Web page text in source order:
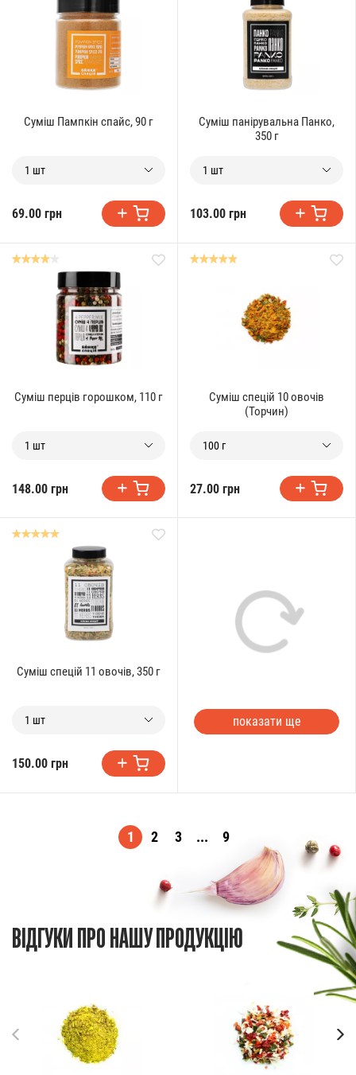
Суміш Пампкін спайс, 90 г
1 шт
69.00 грн
Суміш панірувальна Панко,
350 г
1 шт
103.00 грн
Суміш перців горошком, 110 г
1 шт
148.00 грн
Суміш спецій 10 овочів
(Торчин)
100 г
27.00 грн
Суміш спецій 11 овочів, 350 г
1 шт
150.00 грн
показати ще
1 2 3 ... 9
ВІДГУКИ ПРО НАШУ ПРОДУКЦІЮ